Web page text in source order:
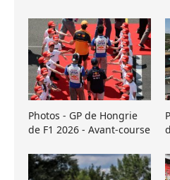
Photos - GP de Hongrie
de F1 2026 - Avant-course